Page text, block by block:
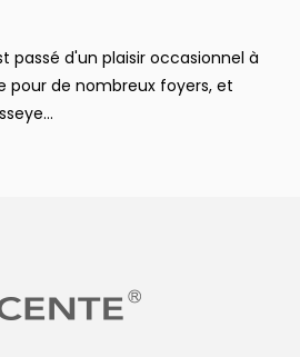
passé d'un plaisir occasionnel à
pour de nombreux foyers, et